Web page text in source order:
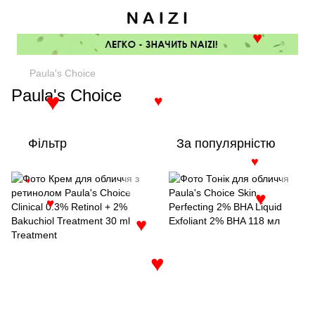
Paula's Choice
Paula's Choice
Фільтр За популярністю
♥
♥
♥
♥
♥
♥
♥
♥
♥